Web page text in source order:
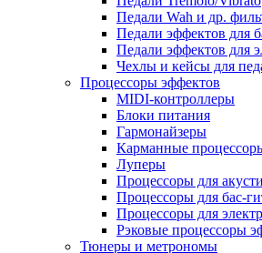
Педали Wah и др.
Педали эффектов для
Педали эффектов для
Чехлы и кейсы для
Процессоры эффектов
MIDI-контроллеры
Блоки питания
Гармонайзеры
Карманные
Луперы
Процессоры для
Процессоры для бас-
Процессоры для
Рэковые процессоры
Тюнеры и метрономы